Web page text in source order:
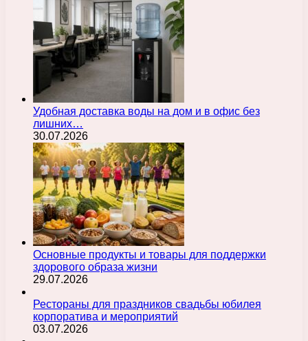
Удобная доставка воды на дом и в офис без
лишних…
30.07.2026
Основные продукты и товары для поддержки
здорового образа жизни
29.07.2026
Рестораны для праздников свадьбы юбилея
корпоратива и мероприятий
03.07.2026